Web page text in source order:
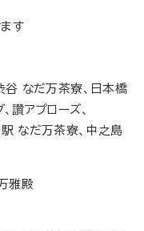
す
谷 なだ万茶寮、日本橋
讚アプローズ、
なだ万茶寮、中之島
雅殿